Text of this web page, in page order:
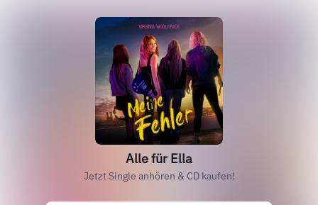
Alle für Ella
Jetzt Single anhören & CD kaufen!